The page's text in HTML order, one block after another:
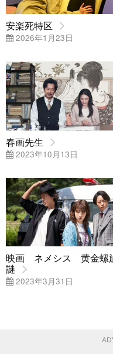
安楽死特区
2026年1月23日
春画先生
2023年10月13日
映画 ネメシス 黄金螺
謎
2023年3月31日